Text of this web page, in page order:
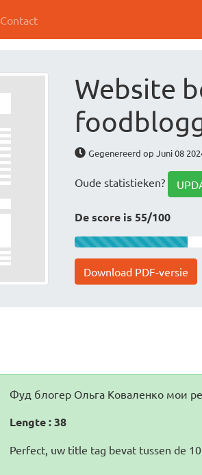
Contact
Website
Gegenereerd op Juni 08
Oude statistieken?
De score is 55/100
Download PDF-versie
Фуд блогер Ольга Коваленко мои
Lengte : 38
Perfect, uw title tag bevat tussen de